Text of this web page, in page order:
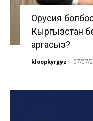
Орусия
Кыргызстан
аргасыз?
kloopkyrgyz - 07/07/